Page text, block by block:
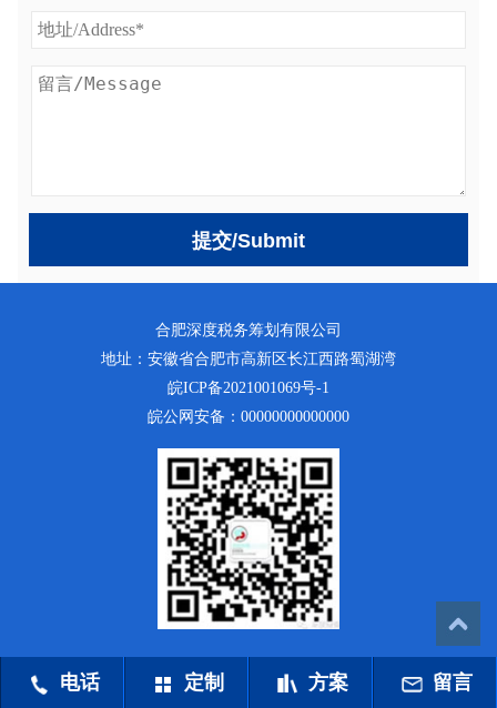
提交/Submit
合肥深度税务筹划有限公司
地址：安徽省合肥市高新区长江西路蜀湖湾
皖ICP备2021001069号-1
皖公网安备： 00000000000000
电话 定制 方案 留言